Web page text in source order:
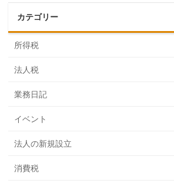
カテゴリー
所得税
法人税
業務日記
イベント
法人の新規設立
消費税